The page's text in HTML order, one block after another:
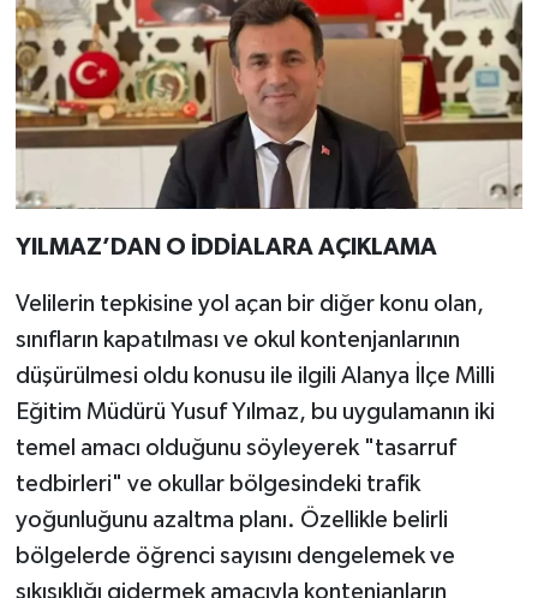
YILMAZ’DAN O İDDİALARA AÇIKLAMA
Velilerin tepkisine yol açan bir diğer konu olan,
sınıfların kapatılması ve okul kontenjanlarının
düşürülmesi oldu konusu ile ilgili Alanya İlçe Milli
Eğitim Müdürü Yusuf Yılmaz, bu uygulamanın iki
temel amacı olduğunu söyleyerek "tasarruf
tedbirleri" ve okullar bölgesindeki trafik
yoğunluğunu azaltma planı. Özellikle belirli
bölgelerde öğrenci sayısını dengelemek ve
sıkışıklığı gidermek amacıyla kontenjanların